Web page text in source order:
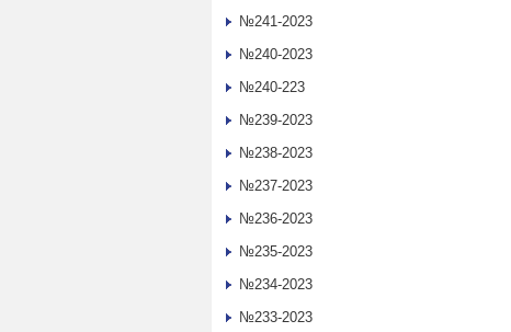
№241-2023
№240-2023
№240-223
№239-2023
№238-2023
№237-2023
№236-2023
№235-2023
№234-2023
№233-2023